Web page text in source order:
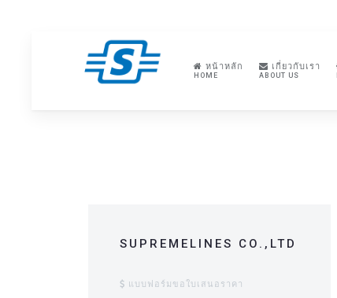
หน้าหลัก
HOME
เกี่ยวกับเรา
ABOUT US
SUPREMELINES CO.,LTD
แบบฟอร์มขอใบเสนอราคา